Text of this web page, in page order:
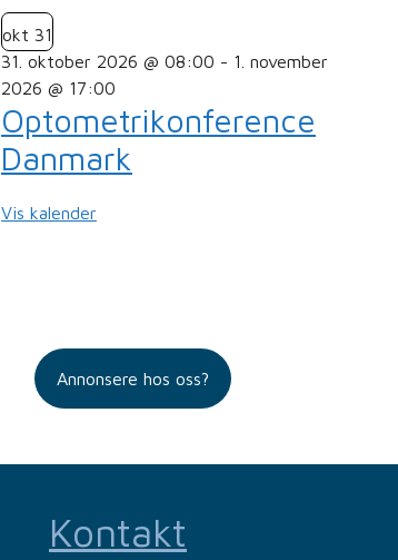
okt 31
31. oktober 2026 @ 08:00 - 1. november
2026 @ 17:00
Optometrikonference
Danmark
Vis kalender
Annonsere hos oss?
Kontakt